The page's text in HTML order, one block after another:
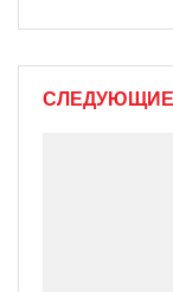
СЛЕДУЮЩИЕ